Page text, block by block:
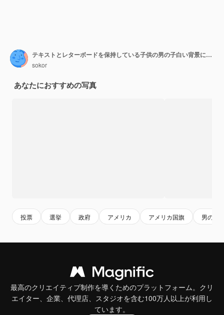
テキストとレターボードを保持している子供の男の子白い背景にあなたの投票が重要です
sokor
あなたにおすすめの写真
投票 選挙 政府 アメリカ アメリカ国旗 男の子
最高のクリエイティブ制作を導くためのプラットフォーム。クリ
エイター、企業、代理店、スタジオを含む100万人以上が利用し
ています。